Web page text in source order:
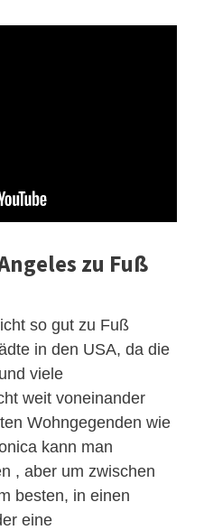
zu Fuß
so gut zu Fuß
in den USA, da die
viele
weit voneinander
Wohngegenden wie
kann man
, aber um zwischen
besten, in einen
eine